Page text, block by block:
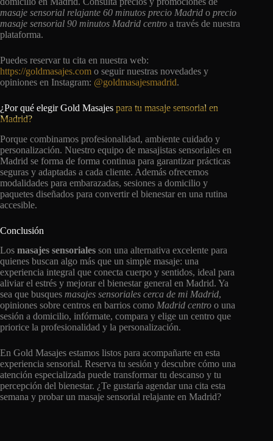
masaje sensorial relajante 60 minutos precio Madrid o precio
masaje sensorial 90 minutos Madrid centro a través de nuestra
plataforma.
Puedes reservar tu cita en nuestra web:
https://goldmasajes.com o seguir nuestras novedades y
opiniones en Instagram: @goldmasajesmadrid.
¿Por qué elegir Gold Masajes para tu masaje sensorial en
Madrid?
Porque combinamos profesionalidad, ambiente cuidado y
personalización. Nuestro equipo de masajistas sensoriales en
Madrid se forma de forma continua para garantizar prácticas
seguras y adaptadas a cada cliente. Además ofrecemos
modalidades para embarazadas, sesiones a domicilio y
paquetes diseñados para convertir el bienestar en una rutina
accesible.
Conclusión
Los masajes sensoriales son una alternativa excelente para
quienes buscan algo más que un simple masaje: una
experiencia integral que conecta cuerpo y sentidos, ideal para
aliviar el estrés y mejorar el bienestar general en Madrid. Ya
sea que busques masajes sensoriales cerca de mi Madrid,
opiniones sobre centros en barrios como Madrid centro o una
sesión a domicilio, infórmate, compara y elige un centro que
priorice la profesionalidad y la personalización.
En Gold Masajes estamos listos para acompañarte en esta
experiencia sensorial. Reserva tu sesión y descubre cómo una
atención especializada puede transformar tu descanso y tu
percepción del bienestar. ¿Te gustaría agendar una cita esta
semana y probar un masaje sensorial relajante en Madrid?